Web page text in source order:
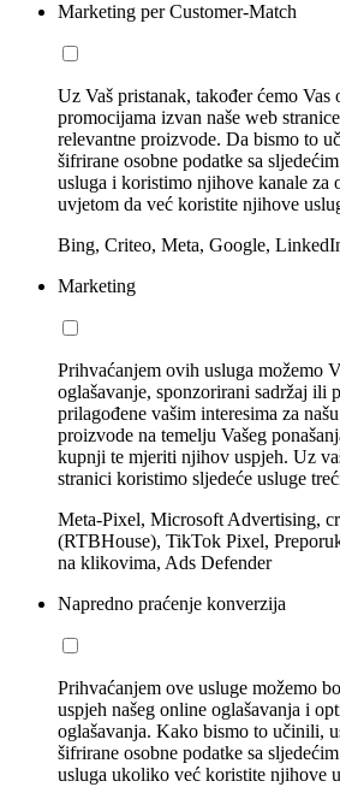
Marketing per Customer-Match
Uz Vaš pristanak, također ćemo Vas
promocijama izvan naše web
relevantne proizvode. Da bismo to
šifrirane osobne podatke sa
usluga i koristimo njihove kanale za
uvjetom da već koristite njihove
Bing, Criteo, Meta, Google,
Marketing
Prihvaćanjem ovih usluga možemo
oglašavanje, sponzorirani sadržaj ili
prilagođene vašim interesima za
proizvode na temelju Vašeg
kupnji te mjeriti njihov uspjeh. Uz
stranici koristimo sljedeće usluge
Meta-Pixel, Microsoft Advertising,
(RTBHouse), TikTok Pixel,
na klikovima, Ads Defender
Napredno praćenje konverzija
Prihvaćanjem ove usluge možemo
uspjeh našeg online oglašavanja i
oglašavanja. Kako bismo to učinili,
šifrirane osobne podatke sa
usluga ukoliko već koristite njihove